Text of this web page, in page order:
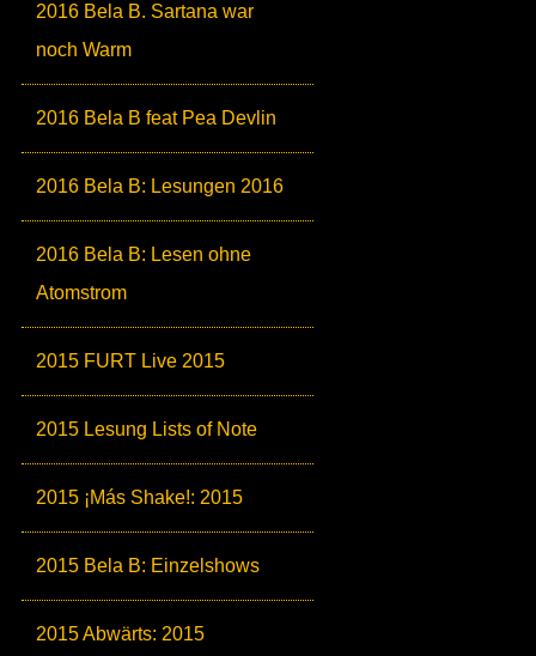
2016 Bela B. Sartana war
noch Warm
2016 Bela B feat Pea Devlin
2016 Bela B: Lesungen 2016
2016 Bela B: Lesen ohne
Atomstrom
2015 FURT Live 2015
2015 Lesung Lists of Note
2015 ¡Más Shake!: 2015
2015 Bela B: Einzelshows
2015 Abwärts: 2015